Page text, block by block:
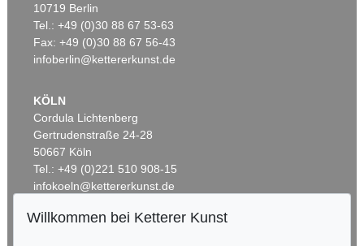
B. BESLER
Fraga fructu magno/Großfrüchtige Erdbeere., 1613
Ergebnis:€ 1.560
Ergebnis:
Auktion 482 - Lot 393
Auktion 499 - Lot 326
10719 Berlin
Tel.: +49 (0)30 88 67 53-63
Fax: +49 (0)30 88 67 56-43
infoberlin@kettererkunst.de
KÖLN
Cordula Lichtenberg
Gertrudenstraße 24-28
50667 Köln
Tel.: +49 (0)221 510 908-15
infokoeln@kettererkunst.de
Willkommen bei Ketterer Kunst